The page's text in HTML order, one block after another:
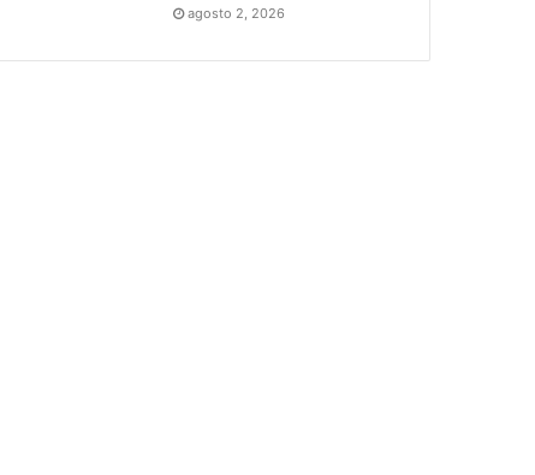
agosto 2, 2026